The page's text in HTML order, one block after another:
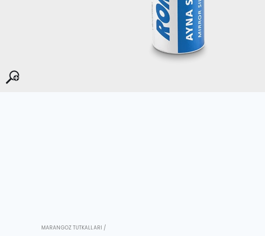
MARANGOZ TUTKALLARI /